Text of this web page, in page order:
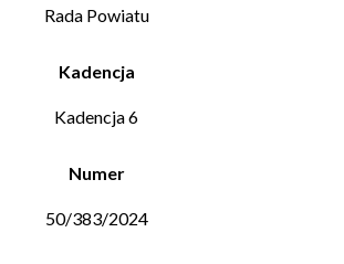
Rada Powiatu
Kadencja
Kadencja 6
Numer
50/383/2024